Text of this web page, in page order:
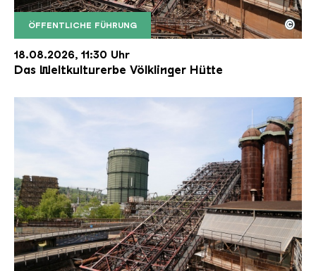
ÖFFENTLICHE FÜHRUNG
Der Erzschrägaufzug der Völklinger Hütte mit
Copyright: Weltkulturerbe Völklinger Hütte | Karl
©
18.08.2026, 11:30 Uhr
Das Weltkulturerbe Völklinger Hütte